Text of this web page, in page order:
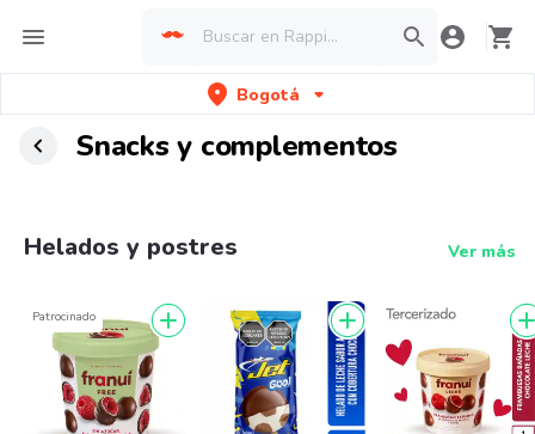
Bogotá
Snacks y complementos
Helados y postres Ver más
Patrocinado